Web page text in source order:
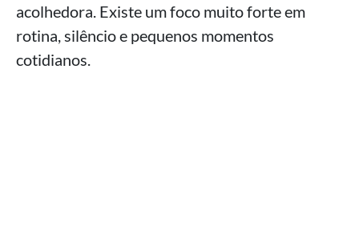
acolhedora. Existe um foco muito forte em
rotina, silêncio e pequenos momentos
cotidianos.